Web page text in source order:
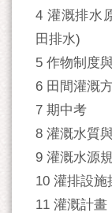
4 灌溉排水
田排水)
5 作物制度
6 田間灌溉
7 期中考
8 灌溉水質
9 灌溉水源
10 灌排設施
11 灌溉計畫